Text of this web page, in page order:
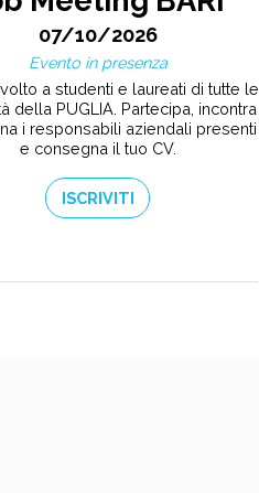
07/10/2026
Evento in presenza
a studenti e laureati di tutte le
della PUGLIA. Partecipa, incontra
i responsabili aziendali presenti
e consegna il tuo CV.
ISCRIVITI